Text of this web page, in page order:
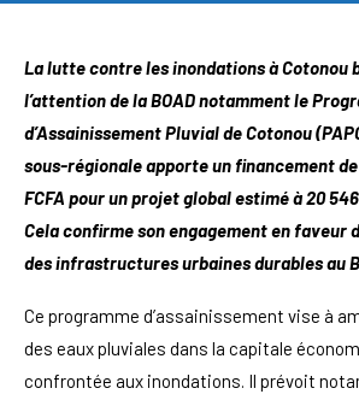
La lutte contre les inondations à Cotonou
l’attention de la BOAD notamment le
d’Assainissement Pluvial de Cotonou
sous-régionale apporte un financement
FCFA pour un projet global estimé à 20
Cela confirme son engagement en faveur
des infrastructures urbaines durables au
Ce programme d’assainissement vise à
des eaux pluviales dans la capitale
confrontée aux inondations. Il prévoit